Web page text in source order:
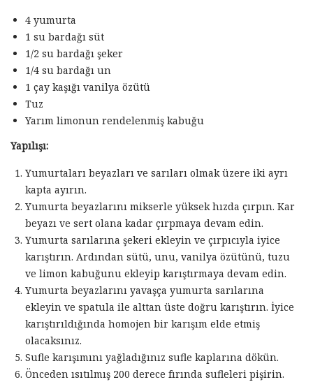
4 yumurta
1 su bardağı süt
1/2 su bardağı şeker
1/4 su bardağı un
1 çay kaşığı vanilya özütü
Tuz
Yarım limonun rendelenmiş kabuğu
Yapılışı:
Yumurtaları beyazları ve sarıları olmak üzere iki ayrı
kapta ayırın.
Yumurta beyazlarını mikserle yüksek hızda çırpın. Kar
beyazı ve sert olana kadar çırpmaya devam edin.
Yumurta sarılarına şekeri ekleyin ve çırpıcıyla iyice
karıştırın. Ardından sütü, unu, vanilya özütünü, tuzu
ve limon kabuğunu ekleyip karıştırmaya devam edin.
Yumurta beyazlarını yavaşça yumurta sarılarına
ekleyin ve spatula ile alttan üste doğru karıştırın. İyice
karıştırıldığında homojen bir karışım elde etmiş
olacaksınız.
Sufle karışımını yağladığınız sufle kaplarına dökün.
Önceden ısıtılmış 200 derece fırında sufleleri pişirin.